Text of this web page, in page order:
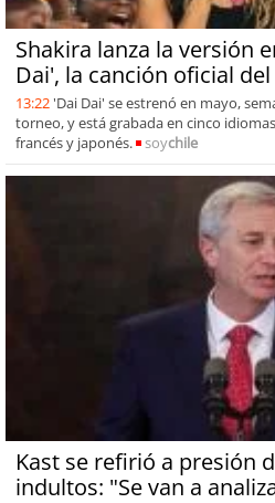
Shakira lanza la versión
Dai', la canción oficial
13:22 'Dai Dai' se estrenó en mayo,
torneo, y está grabada en cinco
francés y japonés.
soychile
Kast se refirió a presión
indultos: "Se van a